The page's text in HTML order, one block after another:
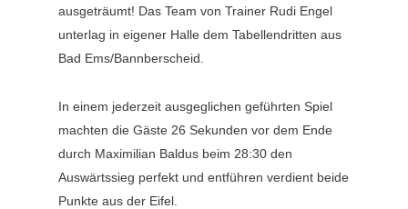
ausgeträumt! Das Team von Trainer Rudi Engel
unterlag in eigener Halle dem Tabellendritten aus
Bad Ems/Bannberscheid.
In einem jederzeit ausgeglichen geführten Spiel
machten die Gäste 26 Sekunden vor dem Ende
durch Maximilian Baldus beim 28:30 den
Auswärtssieg perfekt und entführen verdient beide
Punkte aus der Eifel.